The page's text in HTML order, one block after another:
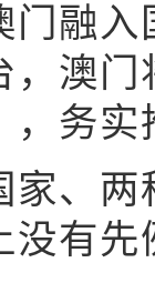
门融
，澳
，务
两
没有